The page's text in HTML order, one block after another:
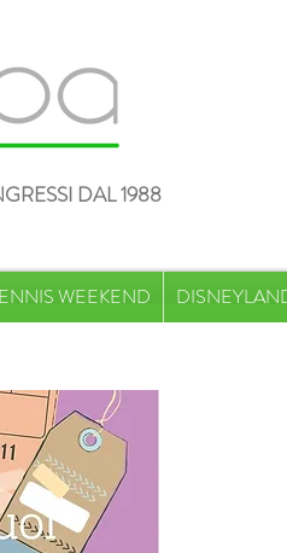
DAL 1988
WEEKEND